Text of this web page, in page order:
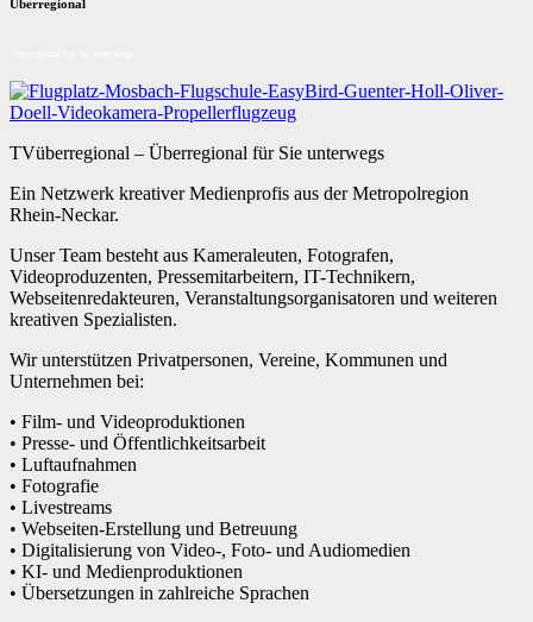
Überregional
TVüberregional – Überregional für Sie unterwegs
Ein Netzwerk kreativer Medienprofis aus der Metropolregion
Rhein-Neckar.
Unser Team besteht aus Kameraleuten, Fotografen,
Videoproduzenten, Pressemitarbeitern, IT-Technikern,
Webseitenredakteuren, Veranstaltungsorganisatoren und weiteren
kreativen Spezialisten.
Wir unterstützen Privatpersonen, Vereine, Kommunen und
Unternehmen bei:
• Film- und Videoproduktionen
• Presse- und Öffentlichkeitsarbeit
• Luftaufnahmen
• Fotografie
• Livestreams
• Webseiten-Erstellung und Betreuung
• Digitalisierung von Video-, Foto- und Audiomedien
• KI- und Medienproduktionen
• Übersetzungen in zahlreiche Sprachen